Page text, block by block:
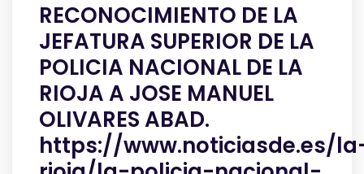
RECONOCIMIENTO DE LA
JEFATURA SUPERIOR DE LA
POLICIA NACIONAL DE LA
RIOJA A JOSE MANUEL
OLIVARES ABAD.
https://www.noticiasde.es/